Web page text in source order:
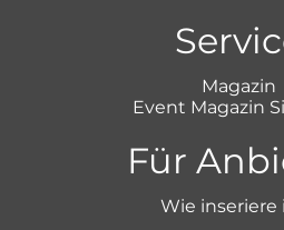
Magazin
Event Magazin
Für
Wie inseriere